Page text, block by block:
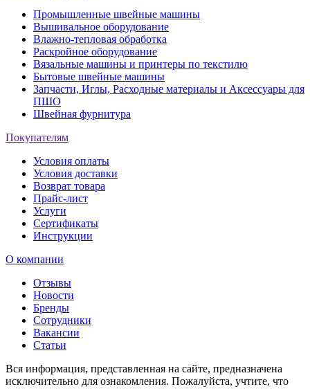
Промышленные швейные машины
Вышивальное оборудование
Влажно-тепловая обработка
Раскройное оборудование
Вязальные машины и принтеры по текстилю
Бытовые швейные машины
Запчасти, Иглы, Расходные материалы и Аксессуары для
ПШО
Швейная фурнитура
Покупателям
Условия оплаты
Условия доставки
Возврат товара
Прайс-лист
Услуги
Сертификаты
Инструкции
О компании
Отзывы
Новости
Бренды
Сотрудники
Вакансии
Статьи
Вся информация, представленная на сайте, предназначена
исключительно для ознакомления. Пожалуйста, учтите, что